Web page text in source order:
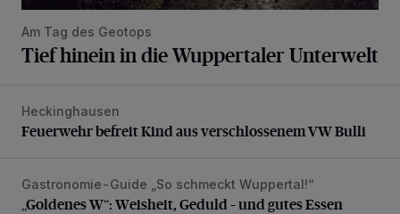
Am Tag des Geotops
Tief hinein in die Wuppertaler Unterwelt
Feuerwehr befreit Kind aus verschlossenem VW Bulli
Heckinghausen
Feuerwehr befreit Kind aus verschlossenem VW Bulli
„Goldenes W“: Weisheit, Geduld – und gutes Essen
Gastronomie-Guide „So schmeckt Wuppertal!“
„Goldenes W“: Weisheit, Geduld – und gutes Essen